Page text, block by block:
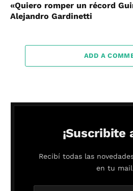
«Quiero romper un récord
Alejandro Gardinetti
ADD A
¡Suscribite
Recibí todas las
en tu mail